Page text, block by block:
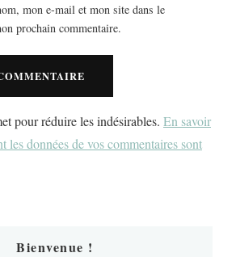
mon e-mail et mon site dans le
prochain commentaire.
pour réduire les indésirables. En savoir
les données de vos commentaires sont
Bienvenue !